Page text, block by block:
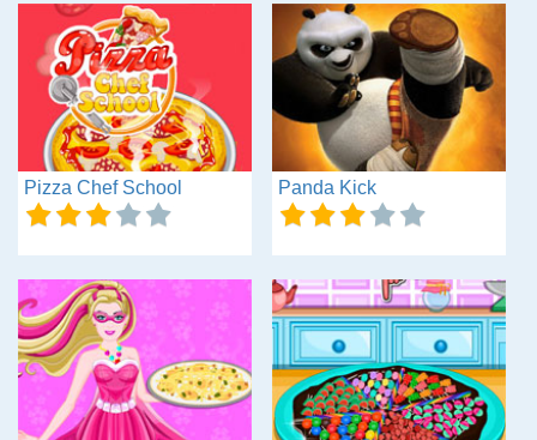
Pizza Chef School Panda Kick